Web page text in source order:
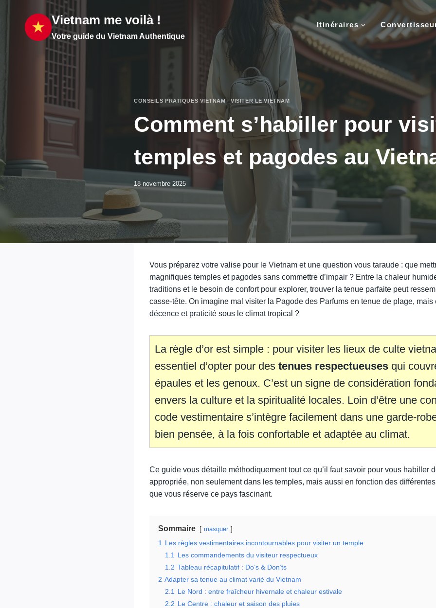
contenu
Vietnam me voilà !
Votre guide du Vietnam Authentique
Itinéraires
CONSEILS PRATIQUES VIETNAM |VISITER LE VIETNAM
Comment s’habiller pour
temples et pagodes au
18 novembre 2025
Vous préparez votre valise pour le Vietnam et une question vous taraude : que
magnifiques temples et pagodes sans commettre d’impair ? Entre la chaleur
traditions et le besoin de confort pour explorer, trouver la tenue parfaite peut
casse-tête. On imagine mal visiter la Pagode des Parfums en tenue de plage, mais
décence et praticité sous le climat tropical ?
La règle d’or est simple : pour visiter les lieux de culte
essentiel d’opter pour des tenues respectueuses qui
épaules et les genoux. C’est un signe de considération
envers la culture et la spiritualité locales. Loin d’être une
code vestimentaire s’intègre facilement dans une garde-
bien pensée, à la fois confortable et adaptée au climat.
Ce guide vous détaille méthodiquement tout ce qu’il faut savoir pour vous habiller
appropriée, non seulement dans les temples, mais aussi en fonction des
que vous réserve ce pays fascinant.
Sommaire masquer
1
Les règles vestimentaires incontournables pour visiter un temple
1.1
Les commandements du visiteur respectueux
1.2 Tableau récapitulatif : Do’s & Don’ts
2 Adapter sa tenue au climat varié du Vietnam
2.1
Le Nord : entre fraîcheur hivernale et chaleur estivale
2.2 Le Centre : chaleur et saison des pluies